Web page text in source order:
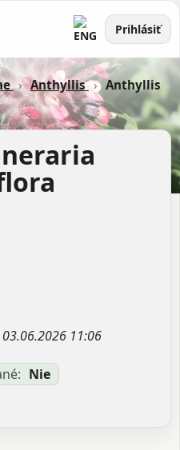
Prihlásiť
› Anthyllis › Anthyllis
11:06
Nie